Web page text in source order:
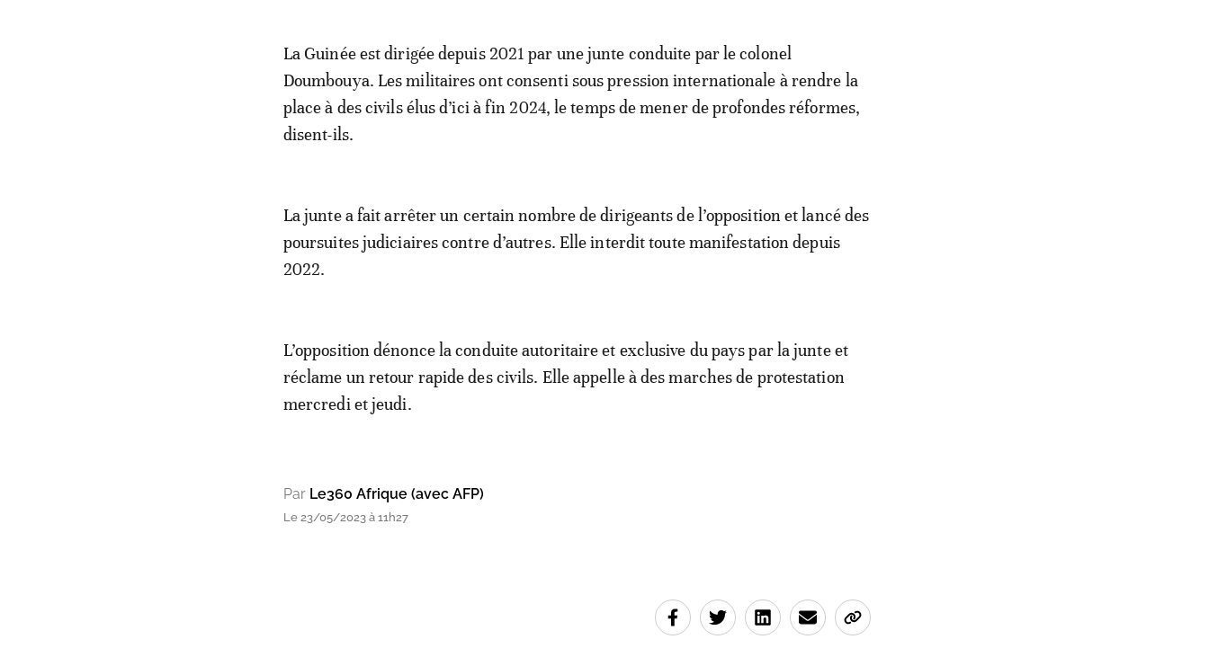
La Guinée est dirigée depuis 2021 par une junte conduite par le colonel
Doumbouya. Les militaires ont consenti sous pression internationale à rendre la
place à des civils élus d’ici à fin 2024, le temps de mener de profondes réformes,
disent-ils.
La junte a fait arrêter un certain nombre de dirigeants de l’opposition et lancé des
poursuites judiciaires contre d’autres. Elle interdit toute manifestation depuis
2022.
L’opposition dénonce la conduite autoritaire et exclusive du pays par la junte et
réclame un retour rapide des civils. Elle appelle à des marches de protestation
mercredi et jeudi.
Par Le360 Afrique (avec AFP)
Le 23/05/2023 à 11h27